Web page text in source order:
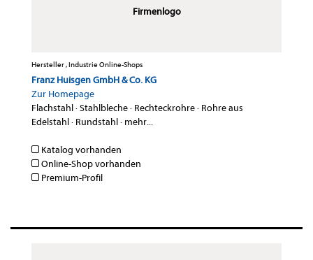
Firmenlogo
Hersteller , Industrie Online-Shops
Franz Huisgen GmbH & Co. KG
Zur Homepage
Flachstahl·Stahlbleche· Rechteckrohre· Rohre aus
Edelstahl· Rundstahl· mehr...
Katalog vorhanden
Online-Shop vorhanden
Premium-Profil